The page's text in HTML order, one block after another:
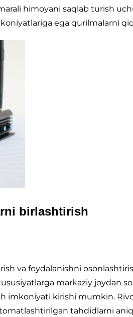
himoyani saqlab turish
ega qurilmalarni
birlashtirish
va foydalanishni
markaziy joydan
imkoniyati kirishi mumkin.
tahdidlarni